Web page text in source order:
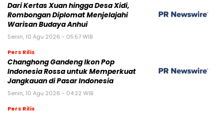
Dari Kertas Xuan hingga Desa Xidi,
Rombongan Diplomat Menjelajahi
Warisan Budaya Anhui
Senin, 10 Agu 2026 - 05:57 WIB
Pers Rilis
Changhong Gandeng Ikon Pop
Indonesia Rossa untuk Memperkuat
Jangkauan di Pasar Indonesia
Senin, 10 Agu 2026 - 04:22 WIB
Pers Rilis